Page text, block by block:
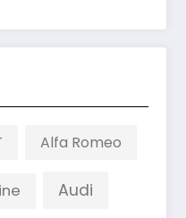
Alfa Romeo
Audi